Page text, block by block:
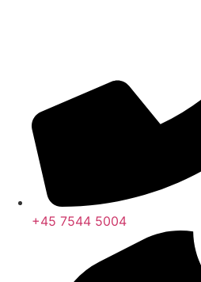
+45 7544 5004